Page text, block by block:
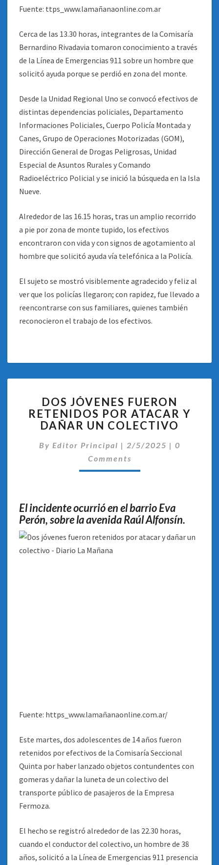
Fuente: ttps_www.lamañanaonline.com.ar
Cerca de las 13.30 horas, integrantes de la Comisaría
Bernardino Rivadavia tomaron conocimiento a través
de la Línea de Emergencias 911 sobre un hombre que
solicitó ayuda porque se perdió en zona del monte.
Desde la Unidad Regional Uno se convocó efectivos de
distintas dependencias policiales, Departamento
Informaciones Policiales, Cuerpo Policía Montada y
Canes, Grupo de Operaciones Motorizadas (GOM),
Dirección General de Drogas Peligrosas, Unidad
Especial de Asuntos Rurales y Comando
Radioeléctrico Policial y se inició la búsqueda en la Isla
Nueve.
Alrededor de las 16.15 horas, tras un amplio recorrido
a pie por zona de monte tupido, los efectivos
encontraron con vida y con signos de agotamiento al
hombre que solicitó ayuda vía telefónica a la Policía.
El sujeto se mostró visiblemente agradecido y feliz al
ver que los policías llegaron; con rapidez, fue llevado a
reencontrarse con sus familiares, quienes también
reconocieron el trabajo de los efectivos.
JÓVENES
FUERON
RETENIDOS
ATACAR
Y
DOS JÓVENES FUERON
RETENIDOS POR ATACAR Y
DAÑAR UN COLECTIVO
By Editor Principal | 2/5/2025 | 0
Comments
El incidente ocurrió en el barrio Eva
Perón, sobre la avenida Raúl Alfonsín.
Fuente: https_www.lamañanaonline.com.ar/
Este martes, dos adolescentes de 14 años fueron
retenidos por efectivos de la Comisaría Seccional
Quinta por haber lanzado objetos contundentes con
gomeras y dañar la luneta de un colectivo del
transporte público de pasajeros de la Empresa
Fermoza.
El hecho se registró alrededor de las 22.30 horas,
cuando el conductor del colectivo, un hombre de 38
años, solicitó a la Línea de Emergencias 911 presencia